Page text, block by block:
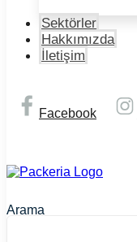
Sektörler
Hakkımızda
İletişim
Facebook